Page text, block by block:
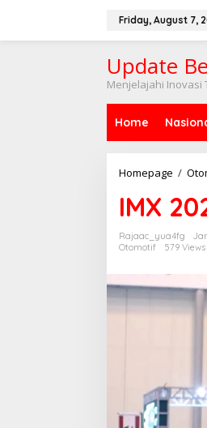
Friday, August 7,
Update
Menjelajahi Inovasi
Home
Homepage /
IMX
Rajaac_yua4fg
Otomotif
579 Views